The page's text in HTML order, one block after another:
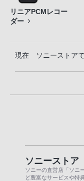
リニアPCMレコー
ダー
現在 ソニーストア
ソニーストア
ソニーの直営店「ソニ
ど豊富なサービスや特